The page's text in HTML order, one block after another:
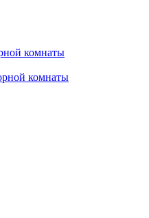
комнаты
комнаты